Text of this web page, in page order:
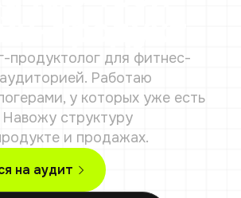
продуктолог для фитнес-
Работаю
у которых уже есть
структуру
и продажах.
на аудит